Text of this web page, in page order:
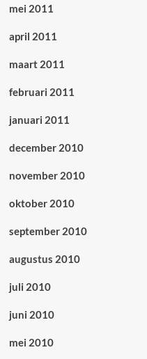
mei 2011
april 2011
maart 2011
februari 2011
januari 2011
december 2010
november 2010
oktober 2010
september 2010
augustus 2010
juli 2010
juni 2010
mei 2010